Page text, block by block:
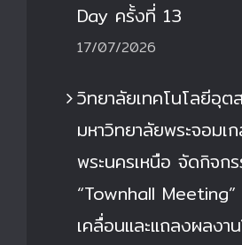
Day ครั้งที่ 13
17/07/2026
วิทยาลัยเทคโนโลยีอุต
มหาวิทยาลัยพระจอมเก
พระนครเหนือ จัดกิจก
“Townhall
เคลื่อนและแถลงผลงา